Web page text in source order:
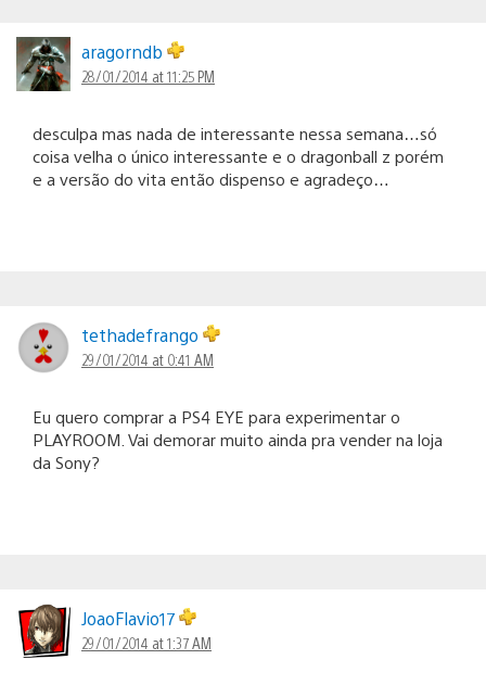
aragorndb
28/01/2014 at 11:25 PM
desculpa mas nada de interessante nessa semana…só
coisa velha o único interessante e o dragonball z porém
e a versão do vita então dispenso e agradeço…
tethadefrango
29/01/2014 at 0:41 AM
Eu quero comprar a PS4 EYE para experimentar o
PLAYROOM. Vai demorar muito ainda pra vender na loja
da Sony?
JoaoFlavio17
29/01/2014 at 1:37 AM